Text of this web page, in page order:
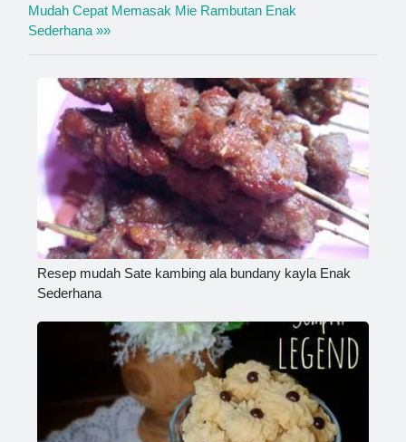
Mudah Cepat Memasak Mie Rambutan Enak
Sederhana »»
Resep mudah Sate kambing ala bundany kayla Enak
Sederhana